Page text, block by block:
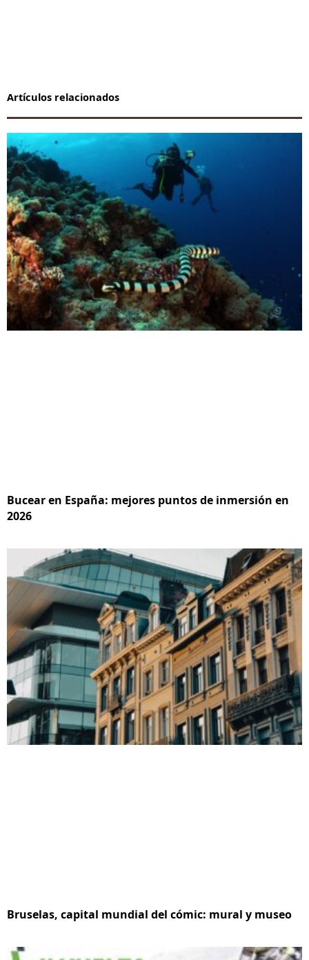
Artículos relacionados
Bucear en España: mejores puntos de inmersión en
2026
Bruselas, capital mundial del cómic: mural y museo